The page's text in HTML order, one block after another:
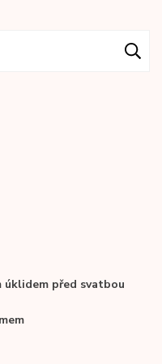
úklidem před svatbou